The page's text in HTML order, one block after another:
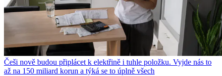
Češi nově budou připlácet k elektřině i tuhle položku. Vyjde nás to
až na 150 miliard korun a týká se to úplně všech